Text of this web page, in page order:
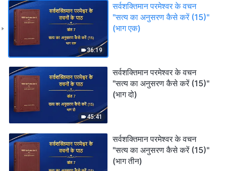
36:19
सर्वशक्तिमान परमेश्वर के वचन
"सत्य का अनुसरण कैसे करें (15)"
(भाग एक)
45:41
सर्वशक्तिमान परमेश्वर के वचन
"सत्य का अनुसरण कैसे करें (15)"
(भाग दो)
सर्वशक्तिमान परमेश्वर के वचन
"सत्य का अनुसरण कैसे करें (15)"
(भाग तीन)